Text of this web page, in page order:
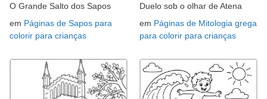
O Grande Salto dos Sapos
em Páginas de Sapos para
colorir para crianças
Duelo sob o olhar de Atena
em Páginas de Mitologia grega
para colorir para crianças